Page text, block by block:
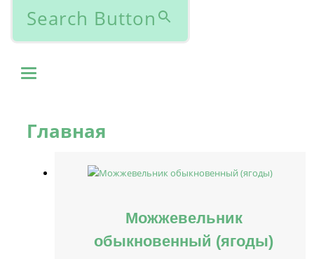
Search Button
Главная
Можжевельник
обыкновенный (ягоды)